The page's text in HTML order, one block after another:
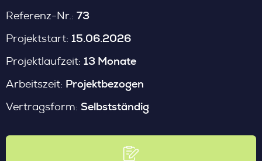
Referenz-Nr.: 73
Projektstart: 15.06.2026
Projektlaufzeit: 13 Monate
Arbeitszeit: Projektbezogen
Vertragsform: Selbstständig